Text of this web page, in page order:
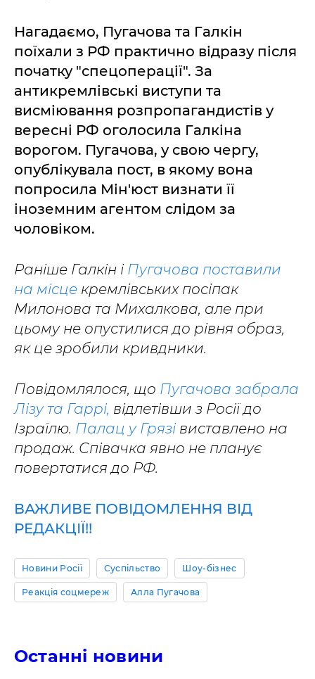
Нагадаємо, Пугачова та Галкін
поїхали з РФ практично відразу після
початку "спецоперації". За
антикремлівські виступи та
висміювання розпропагандистів у
вересні РФ оголосила Галкіна
ворогом. Пугачова, у свою чергу,
опублікувала пост, в якому вона
попросила Мін'юст визнати її
іноземним агентом слідом за
чоловіком.
Раніше Галкін і Пугачова поставили
на місце кремлівських посіпак
Милонова та Михалкова, але при
цьому не опустилися до рівня образ,
як це зробили кривдники.
Повідомлялося, що Пугачова забрала
Лізу та Гаррі, відлетівши з Росії до
Ізраїлю. Палац у Грязі виставлено на
продаж. Співачка явно не планує
повертатися до РФ.
ВАЖЛИВЕ ПОВІДОМЛЕННЯ ВІД
РЕДАКЦІЇ!!
Новини Росії Суспільство Шоу-бізнес
Реакція соцмереж Алла Пугачова
Останні новини